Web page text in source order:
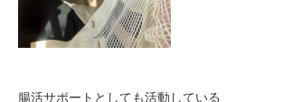
腸活サポートとしても活動している